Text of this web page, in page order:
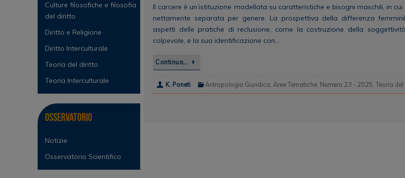
Il carcere è un’istituzione modellata su caratteristiche e bisogni maschili, in
nettamente separata per genere. La prospettiva della differenza
aspetti delle pratiche di reclusione, come la costruzione della
colpevole, e la sua identificazione con…
Continua…
K. Poneti Antropologia Giuridica,Aree Tematiche, Numero 23 - 2025,Teoria
Culture filosofiche e filosofia
del diritto
Diritto e Religione
Diritto Interculturale
Teoria del diritto
Teoria Interculturale
Osservatorio
Notizie
Osservatorio Scientifico